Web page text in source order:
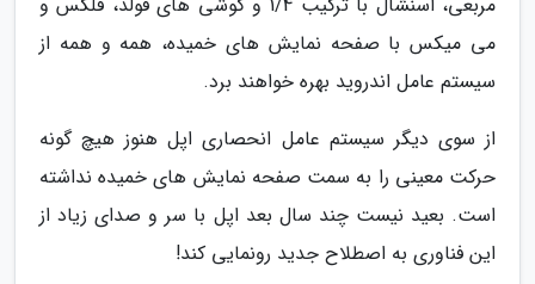
می میکس با صفحه نمایش های خمیده، همه و همه از
سیستم عامل اندروید بهره خواهند برد.
از سوی دیگر سیستم عامل انحصاری اپل هنوز هیچ گونه
حرکت معینی را به سمت صفحه نمایش های خمیده نداشته
است. بعید نیست چند سال بعد اپل با سر و صدای زیاد از
این فناوری به اصطلاح جدید رونمایی کند!